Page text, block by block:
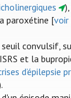
paroxétine [voir
convulsif,
et la
d’épilepsie